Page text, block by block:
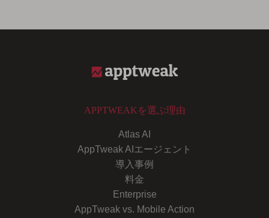
APPTWEAKを選ぶ理由
Atlas AI
AppTweak AIエージェント
導入事例
料金
Enterprise
AppTweak vs. Mobile Action